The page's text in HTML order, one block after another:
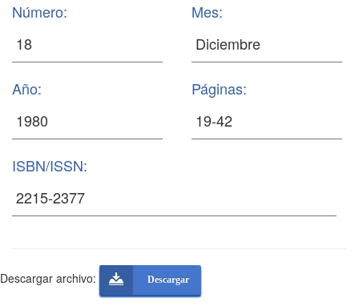
Número: Mes:
Año: Páginas:
ISBN/ISSN:
Descargar archivo: Descargar